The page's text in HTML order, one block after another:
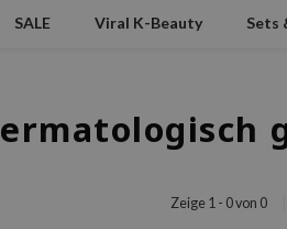
SALE Viral K-Beauty Sets
Zeige 1 - 0 von 0